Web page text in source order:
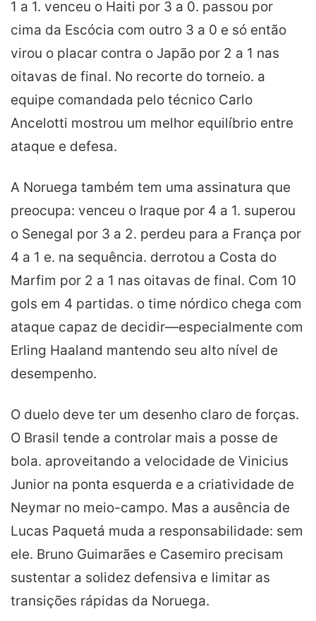
1 a 1. venceu o Haiti por 3 a 0. passou por
cima da Escócia com outro 3 a 0 e só então
virou o placar contra o Japão por 2 a 1 nas
oitavas de final. No recorte do torneio. a
equipe comandada pelo técnico Carlo
Ancelotti mostrou um melhor equilíbrio entre
ataque e defesa.
A Noruega também tem uma assinatura que
preocupa: venceu o Iraque por 4 a 1. superou
o Senegal por 3 a 2. perdeu para a França por
4 a 1 e. na sequência. derrotou a Costa do
Marfim por 2 a 1 nas oitavas de final. Com 10
gols em 4 partidas. o time nórdico chega com
ataque capaz de decidir—especialmente com
Erling Haaland mantendo seu alto nível de
desempenho.
O duelo deve ter um desenho claro de forças.
O Brasil tende a controlar mais a posse de
bola. aproveitando a velocidade de Vinicius
Junior na ponta esquerda e a criatividade de
Neymar no meio-campo. Mas a ausência de
Lucas Paquetá muda a responsabilidade: sem
ele. Bruno Guimarães e Casemiro precisam
sustentar a solidez defensiva e limitar as
transições rápidas da Noruega.